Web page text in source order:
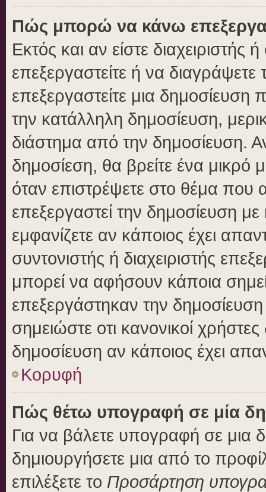
Πώς μπορώ να κάνω
Εκτός και αν είστε διαχειριστής
επεξεργαστείτε ή να
επεξεργαστείτε μια δημοσίευση
την κατάλληλη δημοσίευση,
διάστημα από την δημοσίευση.
δημοσίεση, θα βρείτε ένα
όταν επιστρέψετε στο θέμα που
επεξεργαστεί την δημοσίευση
εμφανίζετε αν κάποιος έχει
συντονιστής ή διαχειριστής
μπορεί να αφήσουν κάποια
επεξεργάστηκαν την
σημειώστε οτι κανονικοί
δημοσίευση αν κάποιος έχει
Κορυφή
Πώς θέτω υπογραφή σε μία
Για να βάλετε υπογραφή σε μια
δημιουργήσετε μια από το
επιλέξετε το Προσάρτηση